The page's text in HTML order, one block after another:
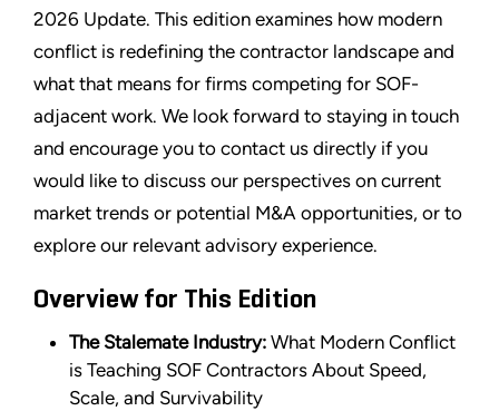
2026 Update. This edition examines how modern
conflict is redefining the contractor landscape and
what that means for firms competing for SOF-
adjacent work. We look forward to staying in touch
and encourage you to contact us directly if you
would like to discuss our perspectives on current
market trends or potential M&A opportunities, or to
explore our relevant advisory experience.
Overview for This Edition
The Stalemate Industry: What Modern Conflict
is Teaching SOF Contractors About Speed,
Scale, and Survivability